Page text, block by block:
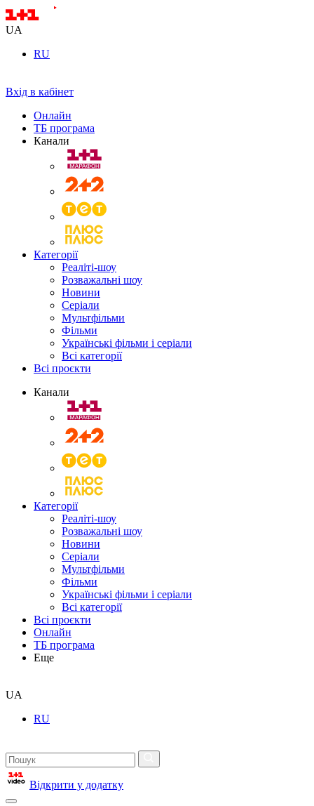
UA
RU
Вхід в кабінет
Онлайн
ТБ програма
Канали
Категорії
Реаліті-шоу
Розважальні шоу
Новини
Серіали
Мультфільми
Фільми
Українські фільми і серіали
Всі категорії
Всі проєкти
Канали
Категорії
Реаліті-шоу
Розважальні шоу
Новини
Серіали
Мультфільми
Фільми
Українські фільми і серіали
Всі категорії
Всі проєкти
Онлайн
ТБ програма
Еще
UA
RU
Відкрити у додатку